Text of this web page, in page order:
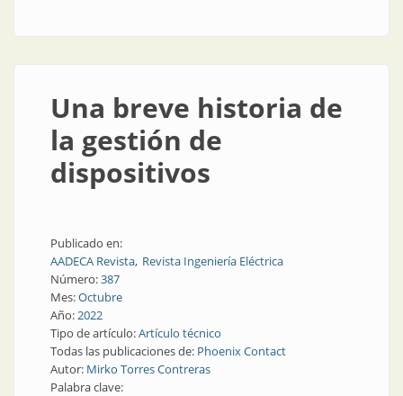
Una breve historia de
la gestión de
dispositivos
Publicado en:
AADECA Revista Revista Ingeniería Eléctrica
Número:387
Mes:Octubre
Año:2022
Tipo de artículo:Artículo técnico
Todas las publicaciones de: Phoenix Contact
Autor: Mirko Torres Contreras
Palabra clave: